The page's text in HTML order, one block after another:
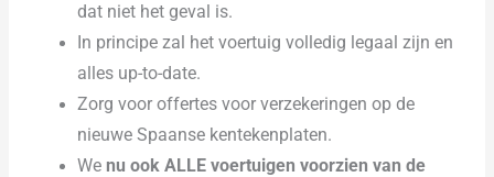
dat niet het geval is.
In principe zal het voertuig volledig legaal zijn en
alles up-to-date.
Zorg voor offertes voor verzekeringen op de
nieuwe Spaanse kentekenplaten.
We nu ook ALLE voertuigen voorzien van de